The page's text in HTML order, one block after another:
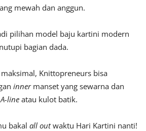
mewah dan anggun.
pilihan model baju kartini modern
bagian dada.
Knittopreneurs bisa
innermanset yang sewarna dan
A-line atau kulot batik.
bakal all outwaktu Hari Kartini nanti!